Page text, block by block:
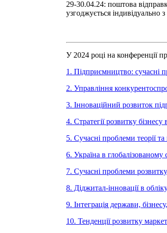
29-30.04.24: поштова
узгоджується
У 2024 році на конференції
1. Підприємництво: сучасні
2. Управління
3. Інноваційний розвиток
4. Стратегії розвитку
5. Сучасні проблеми теорії
6. Україна в глобалізованому
7. Сучасні проблеми
8. Діджитал-інновації в
9. Інтеграція держави,
10. Тенденції розвитку